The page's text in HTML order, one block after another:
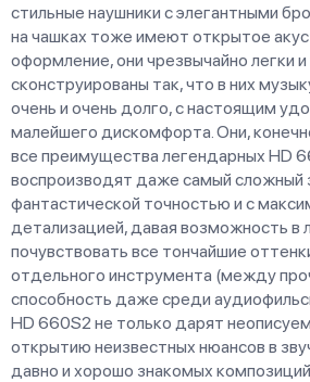
стильные наушники с элегантными
на чашках тоже имеют открытое
оформление, они чрезвычайно легки
сконструированы так, что в них
очень и очень долго, с настоящим
малейшего дискомфорта. Они,
все преимущества легендарных HD
воспроизводят даже самый сложный
фантастической точностью и с
детализацией, давая возможность
почувствовать все тончайшие
отдельного инструмента (между
способность даже среди
HD 660S2 не только дарят
открытию неизвестных нюансов в
давно и хорошо знакомых